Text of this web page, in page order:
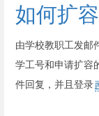
如何扩容
由学校教职工发邮
学工号和申请扩容
件回复，并且登录